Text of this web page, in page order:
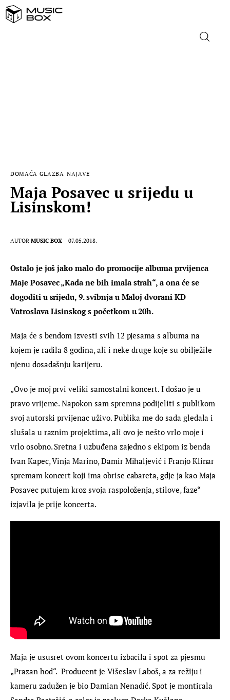
MUSIC BOX
DOMAĆA GLAZBA NAJAVE
Maja Posavec u srijedu u
Lisinskom!
AUTOR MUSIC BOX 07.05.2018.
Ostalo je još jako malo do promocije albuma prvijenca
Maje Posavec „Kada ne bih imala strah“, a ona će se
dogoditi u srijedu, 9. svibnja u Maloj dvorani KD
Vatroslava Lisinskog s početkom u 20h.
Maja će s bendom izvesti svih 12 pjesama s albuma na
kojem je radila 8 godina, ali i neke druge koje su obilježile
njenu dosadašnju karijeru.
„Ovo je moj prvi veliki samostalni koncert. I došao je u
pravo vrijeme. Napokon sam spremna podijeliti s publikom
svoj autorski prvijenac uživo. Publika me do sada gledala i
slušala u raznim projektima, ali ovo je nešto vrlo moje i
vrlo osobno. Sretna i uzbuđena zajedno s ekipom iz benda
Ivan Kapec, Vinja Marino, Damir Mihaljević i Franjo Klinar
spremam koncert koji ima obrise cabareta, gdje ja kao Maja
Posavec putujem kroz svoja raspoloženja, stilove, faze“
izjavila je prije koncerta.
Maja je ususret ovom koncertu izbacila i spot za pjesmu
„Prazan hod“.  Producent je Višeslav Laboš, a za režiju i
kameru zadužen je bio Damian Nenadić. Spot je montirala